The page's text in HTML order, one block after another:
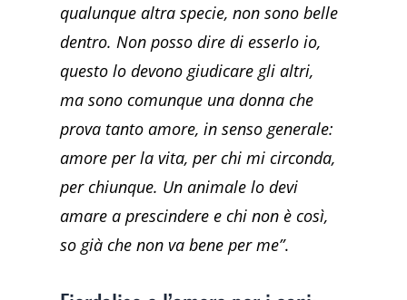
qualunque altra specie, non sono belle
dentro. Non posso dire di esserlo io,
questo lo devono giudicare gli altri,
ma sono comunque una donna che
prova tanto amore, in senso generale:
amore per la vita, per chi mi circonda,
per chiunque. Un animale lo devi
amare a prescindere e chi non è così,
so già che non va bene per me”.